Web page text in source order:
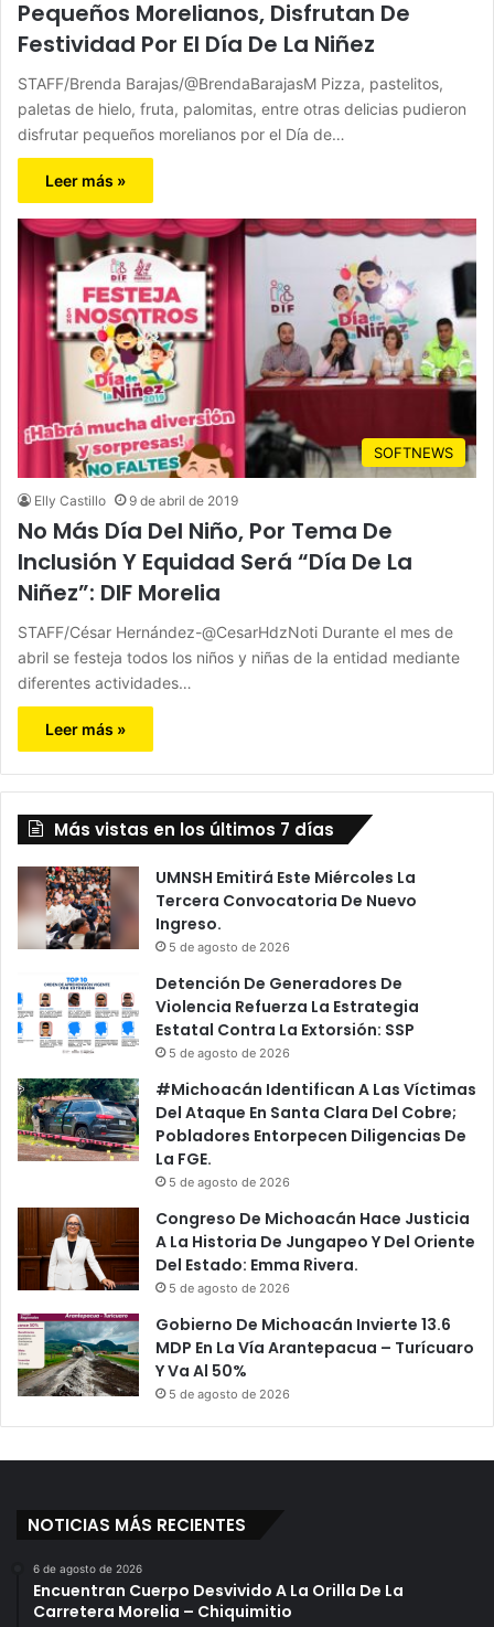
Pequeños Morelianos, Disfrutan De
Festividad Por El Día De La Niñez
STAFF/Brenda Barajas/@BrendaBarajasM Pizza, pastelitos,
paletas de hielo, fruta, palomitas, entre otras delicias pudieron
disfrutar pequeños morelianos por el Día de…
Leer más »
SOFTNEWS
Elly Castillo 9 de abril de 2019
No Más Día Del Niño, Por Tema De
Inclusión Y Equidad Será “Día De La
Niñez”: DIF Morelia
STAFF/César Hernández-@CesarHdzNoti Durante el mes de
abril se festeja todos los niños y niñas de la entidad mediante
diferentes actividades…
Leer más »
Más vistas en los últimos 7 días
UMNSH Emitirá Este Miércoles La
Tercera Convocatoria De Nuevo
Ingreso.
5 de agosto de 2026
Detención De Generadores De
Violencia Refuerza La Estrategia
Estatal Contra La Extorsión: SSP
5 de agosto de 2026
#Michoacán Identifican A Las Víctimas
Del Ataque En Santa Clara Del Cobre;
Pobladores Entorpecen Diligencias De
La FGE.
5 de agosto de 2026
Congreso De Michoacán Hace Justicia
A La Historia De Jungapeo Y Del Oriente
Del Estado: Emma Rivera.
5 de agosto de 2026
Gobierno De Michoacán Invierte 13.6
MDP En La Vía Arantepacua – Turícuaro
Y Va Al 50%
5 de agosto de 2026
NOTICIAS MÁS RECIENTES
6 de agosto de 2026
Encuentran Cuerpo Desvivido A La Orilla De La
Carretera Morelia – Chiquimitio